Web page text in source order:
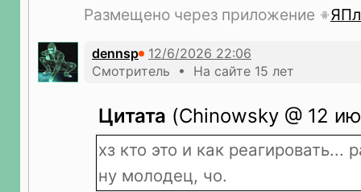
Размещено через приложение
dennsp
Смотритель • На сайте 15 лет
Цитата (Chinowsky @ 12
хз кто это и как реагировать...
ну молодец, чо.